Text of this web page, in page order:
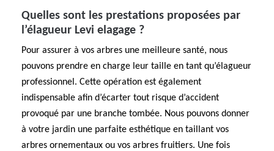
Quelles sont les prestations proposées par
l’élagueur Levi elagage ?
Pour assurer à vos arbres une meilleure santé, nous
pouvons prendre en charge leur taille en tant qu’élagueur
professionnel. Cette opération est également
indispensable afin d’écarter tout risque d’accident
provoqué par une branche tombée. Nous pouvons donner
à votre jardin une parfaite esthétique en taillant vos
arbres ornementaux ou vos arbres fruitiers. Une fois